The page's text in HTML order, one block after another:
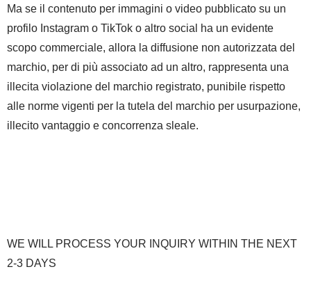
Ma se il contenuto per immagini o video pubblicato su un
profilo Instagram o TikTok o altro social ha un evidente
scopo commerciale, allora la diffusione non autorizzata del
marchio, per di più associato ad un altro, rappresenta una
illecita violazione del marchio registrato, punibile rispetto
alle norme vigenti per la tutela del marchio per usurpazione,
illecito vantaggio e concorrenza sleale.
WE WILL PROCESS YOUR INQUIRY WITHIN THE NEXT
2-3 DAYS